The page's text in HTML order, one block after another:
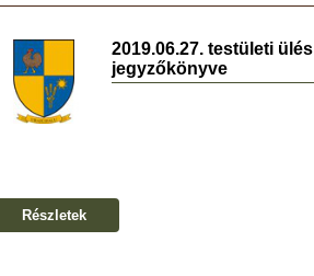
2019.06.27. testületi ülés
jegyzőkönyve
Részletek